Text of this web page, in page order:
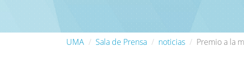
UMA Sala de Prensa noticias Premio a la